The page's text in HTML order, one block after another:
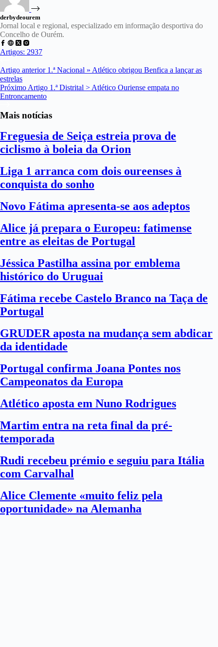
derbydeourem
Jornal local e regional, especializado em informação desportiva do
Concelho de Ourém.
Artigos: 2937
Artigo anterior 1.ª Nacional » Atlético obrigou Benfica a lançar as
estrelas
Próximo Artigo 1.ª Distrital > Atlético Ouriense empata no
Entroncamento
Mais notícias
Freguesia de Seiça estreia prova de
ciclismo à boleia da Orion
Liga 1 arranca com dois oureenses à
conquista do sonho
Novo Fátima apresenta-se aos adeptos
Alice já prepara o Europeu: fatimense
entre as eleitas de Portugal
Jéssica Pastilha assina por emblema
histórico do Uruguai
Fátima recebe Castelo Branco na Taça de
Portugal
GRUDER aposta na mudança sem abdicar
da identidade
Portugal confirma Joana Pontes nos
Campeonatos da Europa
Atlético aposta em Nuno Rodrigues
Martim entra na reta final da pré-
temporada
Rudi recebeu prémio e seguiu para Itália
com Carvalhal
Alice Clemente «muito feliz pela
oportunidade» na Alemanha